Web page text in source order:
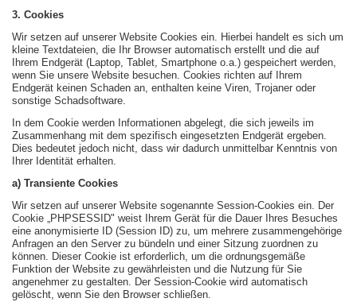
3. Cookies
Wir setzen auf unserer Website Cookies ein. Hierbei handelt es sich um
kleine Textdateien, die Ihr Browser automatisch erstellt und die auf
Ihrem Endgerät (Laptop, Tablet, Smartphone o.a.) gespeichert werden,
wenn Sie unsere Website besuchen. Cookies richten auf Ihrem
Endgerät keinen Schaden an, enthalten keine Viren, Trojaner oder
sonstige Schadsoftware.
In dem Cookie werden Informationen abgelegt, die sich jeweils im
Zusammenhang mit dem spezifisch eingesetzten Endgerät ergeben.
Dies bedeutet jedoch nicht, dass wir dadurch unmittelbar Kenntnis von
Ihrer Identität erhalten.
a) Transiente Cookies
Wir setzen auf unserer Website sogenannte Session-Cookies ein. Der
Cookie „PHPSESSID" weist Ihrem Gerät für die Dauer Ihres Besuches
eine anonymisierte ID (Session ID) zu, um mehrere zusammengehörige
Anfragen an den Server zu bündeln und einer Sitzung zuordnen zu
können. Dieser Cookie ist erforderlich, um die ordnungsgemäße
Funktion der Website zu gewährleisten und die Nutzung für Sie
angenehmer zu gestalten. Der Session-Cookie wird automatisch
gelöscht, wenn Sie den Browser schließen.